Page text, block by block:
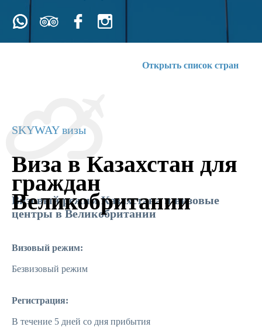
Открыть список стран
SKYWAY визы
Виза в Казахстан для
граждан
Великобритании
Визовый режим Казахстана и визовые
центры в Великобритании
Визовый режим:
Безвизовый режим
Регистрация:
В течение 5 дней со дня прибытия